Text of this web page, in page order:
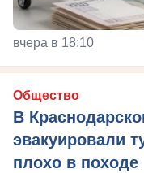
вчера в 18:10
Общество
В
эвакуировали
плохо в походе